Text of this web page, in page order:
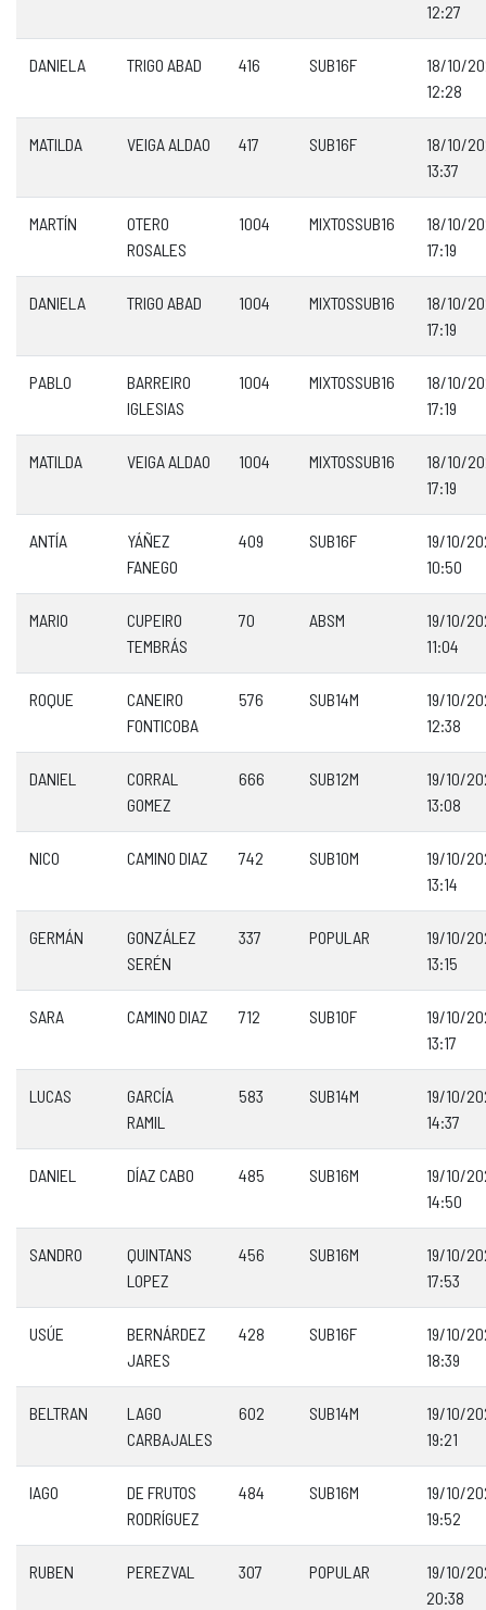
12:27
DANIELA TRIGO ABAD 416 SUB16F
18/10/
12:28
MATILDA VEIGA ALDAO 417 SUB16F
18/10/
13:37
MARTÍN
OTERO
ROSALES
1004 MIXTOSSUB16
18/10/
17:19
DANIELA TRIGO ABAD 1004 MIXTOSSUB16
18/10/
17:19
PABLO
BARREIRO
IGLESIAS
1004 MIXTOSSUB16
18/10/
17:19
MATILDA VEIGA ALDAO 1004 MIXTOSSUB16
18/10/
17:19
ANTÍA
YÁÑEZ
FANEGO
409 SUB16F
19/10/
10:50
MARIO
CUPEIRO
TEMBRÁS
70 ABSM
19/10/
11:04
ROQUE
CANEIRO
FONTICOBA
576 SUB14M
19/10/
12:38
DANIEL
CORRAL
GOMEZ
666 SUB12M
19/10/
13:08
NICO CAMINO DIAZ 742 SUB10M
19/10/
13:14
GERMÁN
GONZÁLEZ
SERÉN
337 POPULAR
19/10/
13:15
SARA CAMINO DIAZ 712 SUB10F
19/10/
13:17
LUCAS
GARCÍA
RAMIL
583 SUB14M
19/10/
14:37
DANIEL DÍAZ CABO 485 SUB16M
19/10/
14:50
SANDRO
QUINTANS
LOPEZ
456 SUB16M
19/10/
17:53
USÚE
BERNÁRDEZ
JARES
428 SUB16F
19/10/
18:39
BELTRAN
LAGO
CARBAJALES
602 SUB14M
19/10/
19:21
IAGO
DE FRUTOS
RODRÍGUEZ
484 SUB16M
19/10/
19:52
RUBEN PEREZVAL 307 POPULAR
19/10/
20:38